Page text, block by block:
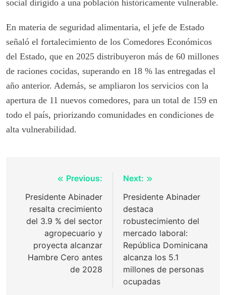
social dirigido a una población históricamente vulnerable.
En materia de seguridad alimentaria, el jefe de Estado
señaló el fortalecimiento de los Comedores Económicos
del Estado, que en 2025 distribuyeron más de 60 millones
de raciones cocidas, superando en 18 % las entregadas el
año anterior. Además, se ampliaron los servicios con la
apertura de 11 nuevos comedores, para un total de 159 en
todo el país, priorizando comunidades en condiciones de
alta vulnerabilidad.
navigation
Previous:
Presidente Abinader
resalta crecimiento
del 3.9 % del sector
agropecuario y
proyecta alcanzar
Hambre Cero antes
de 2028
Next:
Presidente Abinader
destaca
robustecimiento del
mercado laboral:
República Dominicana
alcanza los 5.1
millones de personas
ocupadas